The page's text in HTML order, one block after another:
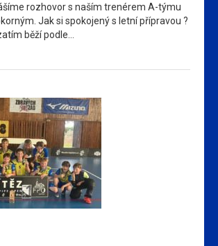
rozhovor s naším trenérem A-týmu
Jak si spokojený s letní přípravou ?
běží podle…